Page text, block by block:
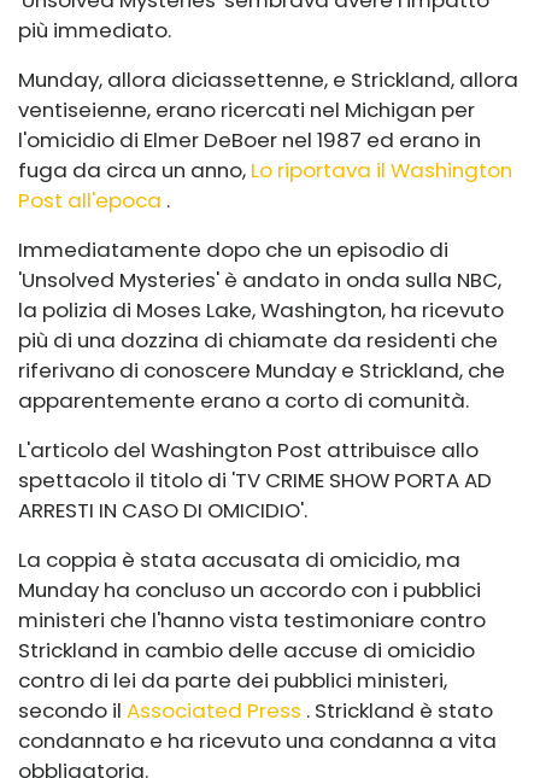
più immediato.
Munday, allora diciassettenne, e Strickland, allora
ventiseienne, erano ricercati nel Michigan per
l'omicidio di Elmer DeBoer nel 1987 ed erano in
fuga da circa un anno, Lo riportava il Washington
Post all'epoca .
Immediatamente dopo che un episodio di
'Unsolved Mysteries' è andato in onda sulla NBC,
la polizia di Moses Lake, Washington, ha ricevuto
più di una dozzina di chiamate da residenti che
riferivano di conoscere Munday e Strickland, che
apparentemente erano a corto di comunità.
L'articolo del Washington Post attribuisce allo
spettacolo il titolo di 'TV CRIME SHOW PORTA AD
ARRESTI IN CASO DI OMICIDIO'.
La coppia è stata accusata di omicidio, ma
Munday ha concluso un accordo con i pubblici
ministeri che l'hanno vista testimoniare contro
Strickland in cambio delle accuse di omicidio
contro di lei da parte dei pubblici ministeri,
secondo il Associated Press . Strickland è stato
condannato e ha ricevuto una condanna a vita
obbligatoria.